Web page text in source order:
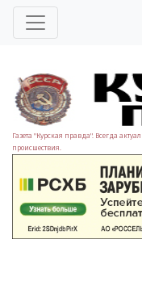
Газета "Курская правда". Всегда
происшествия.